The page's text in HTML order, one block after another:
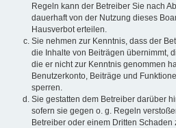
Regeln kann der Betreiber Sie nach
dauerhaft von der Nutzung dieses
Hausverbot erteilen.
Sie nehmen zur Kenntnis, dass der
die Inhalte von Beiträgen übernimmt,
die er nicht zur Kenntnis genommen
Benutzerkonto, Beiträge und
sperren.
Sie gestatten dem Betreiber darüber
sofern sie gegen o. g. Regeln
Betreiber oder einem Dritten Schaden